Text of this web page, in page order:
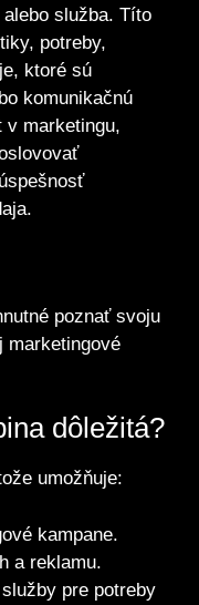
služba. Títo
potreby,
ktoré sú
komunikačnú
v marketingu,
poznať svoju
marketingové
dôležitá?
umožňuje:
kampane.
a reklamu.
pre potreby